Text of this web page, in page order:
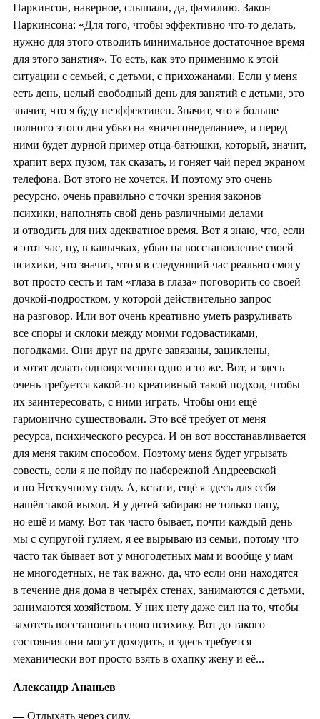
Паркинсон, наверное, слышали, да, фамилию. Закон
Паркинсона: «Для того, чтобы эффективно что-то делать,
нужно для этого отводить минимальное достаточное время
для этого занятия». То есть, как это применимо к этой
ситуации с семьей, с детьми, с прихожанами. Если у меня
есть день, целый свободный день для занятий с детьми, это
значит, что я буду неэффективен. Значит, что я больше
полного этого дня убью на «ничегонеделание», и перед
ними будет дурной пример отца-батюшки, который, значит,
храпит верх пузом, так сказать, и гоняет чай перед экраном
телефона. Вот этого не хочется. И поэтому это очень
ресурсно, очень правильно с точки зрения законов
психики, наполнять свой день различными делами
и отводить для них адекватное время. Вот я знаю, что, если
я этот час, ну, в кавычках, убью на восстановление своей
психики, это значит, что я в следующий час реально смогу
вот просто сесть и там «глаза в глаза» поговорить со своей
дочкой-подростком, у которой действительно запрос
на разговор. Или вот очень креативно уметь разруливать
все споры и склоки между моими годовастиками,
погодками. Они друг на друге завязаны, зациклены,
и хотят делать одновременно одно и то же. Вот, и здесь
очень требуется какой-то креативный такой подход, чтобы
их заинтересовать, с ними играть. Чтобы они ещё
гармонично существовали. Это всё требует от меня
ресурса, психического ресурса. И он вот восстанавливается
для меня таким способом. Поэтому меня будет угрызать
совесть, если я не пойду по набережной Андреевской
и по Нескучному саду. А, кстати, ещё я здесь для себя
нашёл такой выход. Я у детей забираю не только папу,
но ещё и маму. Вот так часто бывает, почти каждый день
мы с супругой гуляем, я ее вырываю из семьи, потому что
часто так бывает вот у многодетных мам и вообще у мам
не многодетных, не так важно, да, что если они находятся
в течение дня дома в четырёх стенах, занимаются с детьми,
занимаются хозяйством. У них нету даже сил на то, чтобы
захотеть восстановить свою психику. Вот до такого
состояния они могут доходить, и здесь требуется
механически вот просто взять в охапку жену и её...
Александр Ананьев
—Отдыхать через силу.